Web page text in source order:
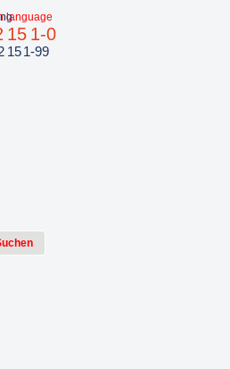
15 1-0
15 1-99